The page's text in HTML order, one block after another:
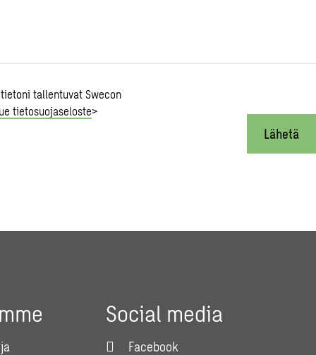
tallentuvat Swecon
tietosuojaseloste>
Lähetä
Social media
Facebook